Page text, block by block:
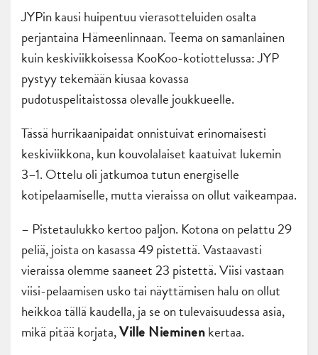
JYPin kausi huipentuu vierasotteluiden osalta
perjantaina Hämeenlinnaan. Teema on samanlainen
kuin keskiviikkoisessa KooKoo-kotiottelussa: JYP
pystyy tekemään kiusaa kovassa
pudotuspelitaistossa olevalle joukkueelle.
Tässä hurrikaanipaidat onnistuivat erinomaisesti
keskiviikkona, kun kouvolalaiset kaatuivat lukemin
3–1. Ottelu oli jatkumoa tutun energiselle
kotipelaamiselle, mutta vieraissa on ollut vaikeampaa.
– Pistetaulukko kertoo paljon. Kotona on pelattu 29
peliä, joista on kasassa 49 pistettä. Vastaavasti
vieraissa olemme saaneet 23 pistettä. Viisi vastaan
viisi-pelaamisen usko tai näyttämisen halu on ollut
heikkoa tällä kaudella, ja se on tulevaisuudessa asia,
mikä pitää korjata,Ville Nieminenkertaa.